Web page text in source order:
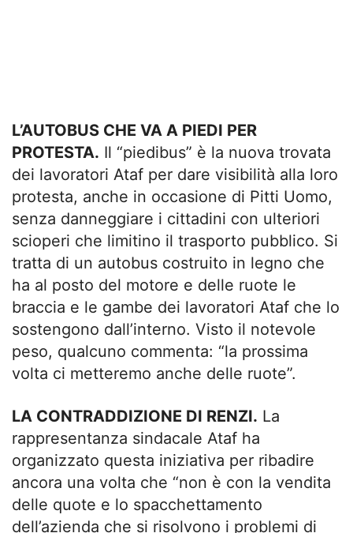
L’AUTOBUS CHE VA A PIEDI PER
PROTESTA. Il “piedibus” è la nuova trovata
dei lavoratori Ataf per dare visibilità alla loro
protesta, anche in occasione di Pitti Uomo,
senza danneggiare i cittadini con ulteriori
scioperi che limitino il trasporto pubblico. Si
tratta di un autobus costruito in legno che
ha al posto del motore e delle ruote le
braccia e le gambe dei lavoratori Ataf che lo
sostengono dall’interno. Visto il notevole
peso, qualcuno commenta: “la prossima
volta ci metteremo anche delle ruote”.
LA CONTRADDIZIONE DI RENZI. La
rappresentanza sindacale Ataf ha
organizzato questa iniziativa per ribadire
ancora una volta che “non è con la vendita
delle quote e lo spacchettamento
dell’azienda che si risolvono i problemi di